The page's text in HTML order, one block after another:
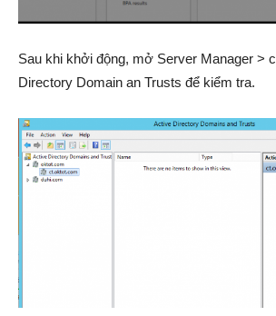
Sau khi khởi động, mở Server Manager >
Directory Domain an Trusts để kiểm tra.